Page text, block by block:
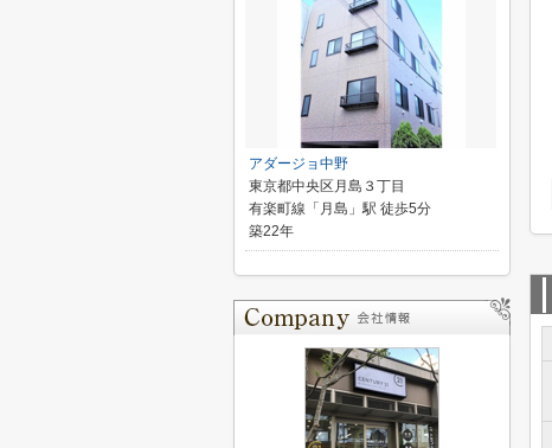
アダージョ中野
東京都中央区月島３丁目
有楽町線「月島」駅 徒歩5分
築22年